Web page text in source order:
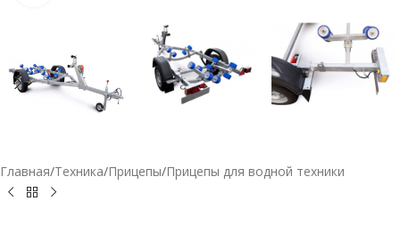
Главная/Техника/Прицепы/Прицепы для водной техники